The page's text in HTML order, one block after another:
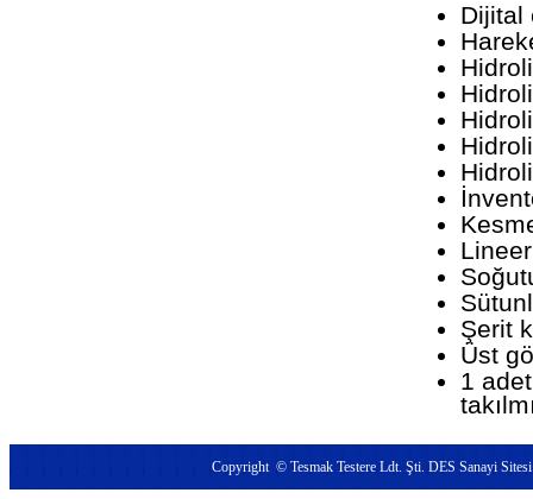
Dijital
Şerit
Üst
1
Copyright © Tesmak Testere Ldt. Şti. DES Sanayi